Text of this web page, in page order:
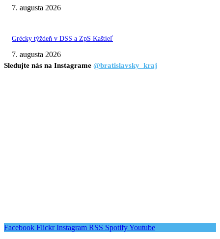
7. augusta 2026
Grécky týždeň v DSS a ZpS Kaštieľ
7. augusta 2026
Sledujte nás na Instagrame @bratislavsky_kraj
Facebook Flickr Instagram RSS SpotifyYoutube